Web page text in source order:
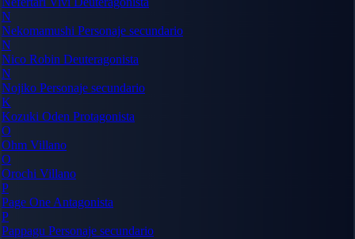
N
Nekomamushi Personaje secundario
N
Nico Robin Deuteragonista
N
Nojiko Personaje secundario
K
Kozuki Oden Protagonista
O
Ohm Villano
O
Orochi Villano
P
Page One Antagonista
P
Pappagu Personaje secundario